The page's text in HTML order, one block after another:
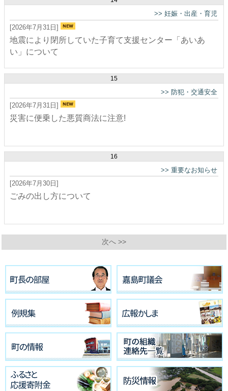
>> 妊娠・出産・育児
[2026年7月31日]
地震により閉所していた子育て支援センター「あいあ
い」について
15
>> 防犯・交通安全
[2026年7月31日]
災害に便乗した悪質商法に注意!
16
>> 重要なお知らせ
[2026年7月30日]
ごみの出し方について
次へ >>